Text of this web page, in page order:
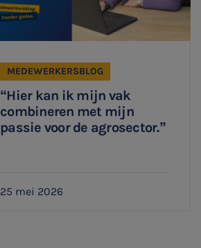
“Hier kan ik mijn vak
combineren met mijn
passie voor de agrosector.”
MEDEWERKERSBLOG
25 mei 2026